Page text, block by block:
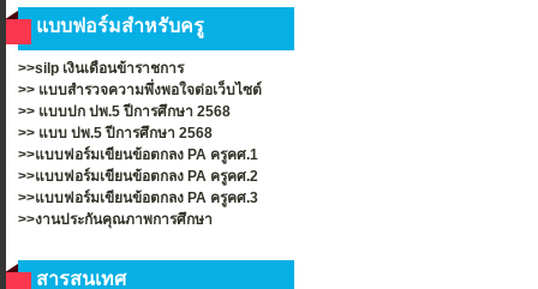
แบบฟอร์มสำหรับครู
>>silp เงินเดือนข้าราชการ
>> แบบสำรวจความพึ่งพอใจต่อเว็บไซต์
>> แบบปก ปพ.5 ปีการศึกษา 2568
>> แบบ ปพ.5 ปีการศึกษา 2568
>>แบบฟอร์มเขียนข้อตกลง PA ครูคศ.1
>>แบบฟอร์มเขียนข้อตกลง PA ครูคศ.2
>>แบบฟอร์มเขียนข้อตกลง PA ครูคศ.3
>>งานประกันคุณภาพการศึกษา
สารสนเทศ